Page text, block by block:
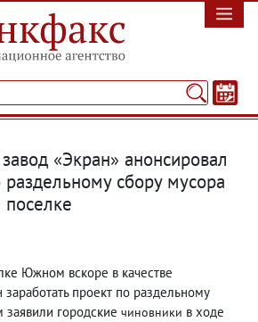
«Экран» анонсировал
сбору мусора
Южном вскоре в качестве
проект по раздельному
городские чиновники в ходе